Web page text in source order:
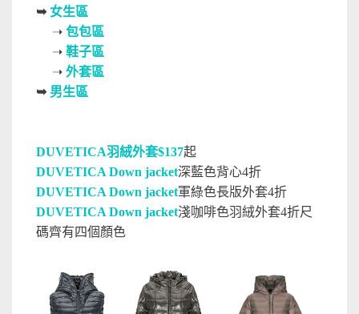
➥ 女生區
➝ 包包區
➝ 鞋子區
➝ 外套區
➥ 男生區
DUVETICA羽絨外套$137起
DUVETICA Down jacket深藍色背心4折
DUVETICA Down jacket軍綠色長版外套4折
DUVETICA Down jacket淺咖啡色羽絨外套4折尺
碼齊有四個顏色